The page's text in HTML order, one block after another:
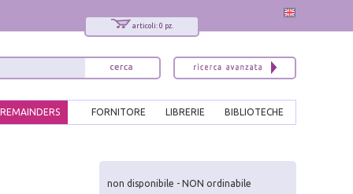
articoli: 0 pz.
BIBLIOTECHE
LIBRERIE
FORNITORE
REMAINDERS
non disponibile - NON ordinabile
x
Interessato ai nostri libri?